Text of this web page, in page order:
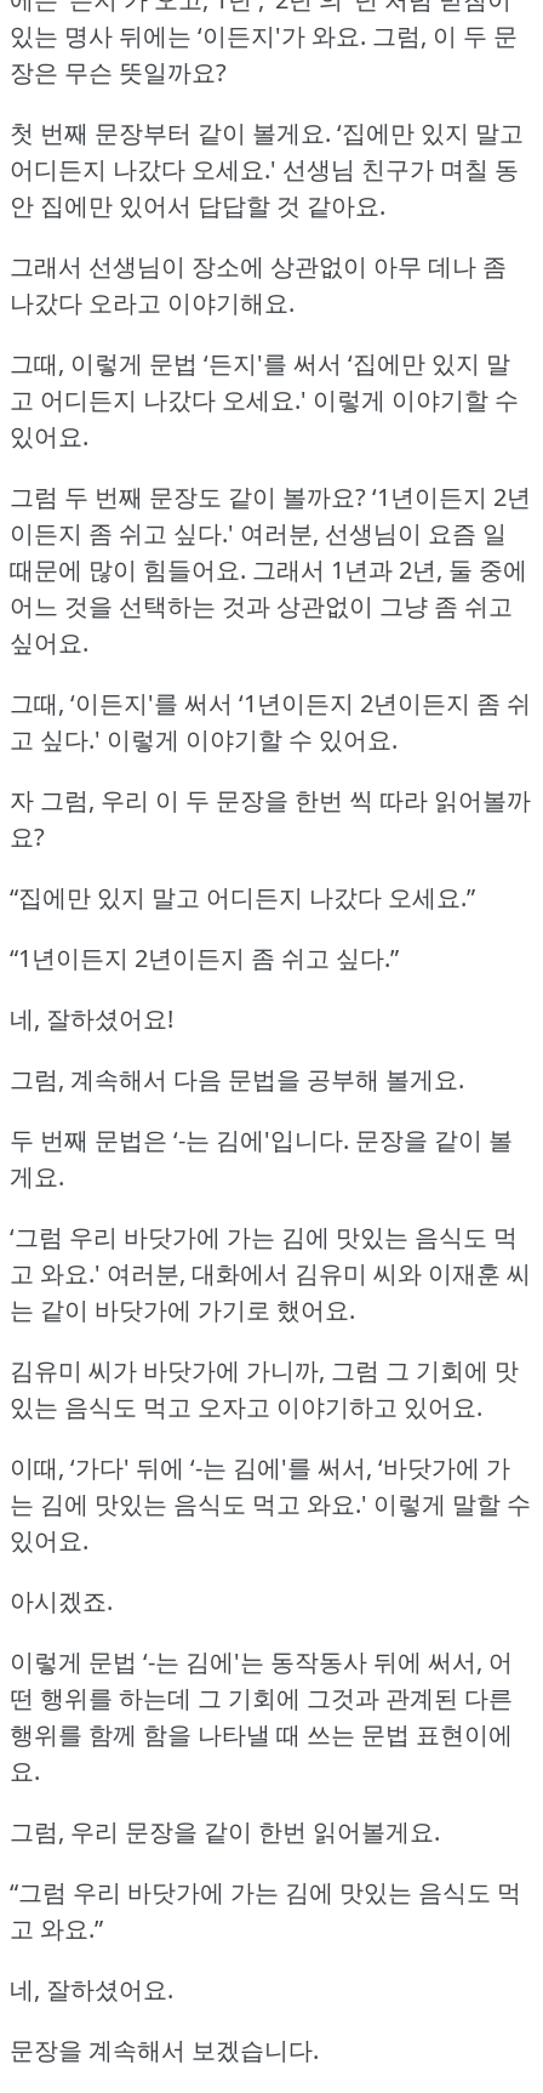
있는 명사 뒤에는 ‘이든지'가 와요. 그럼, 이 두 문
장은 무슨 뜻일까요?
첫 번째 문장부터 같이 볼게요. ‘집에만 있지 말고
어디든지 나갔다 오세요.' 선생님 친구가 며칠 동
안 집에만 있어서 답답할 것 같아요.
그래서 선생님이 장소에 상관없이 아무 데나 좀
나갔다 오라고 이야기해요.
그때, 이렇게 문법 ‘든지'를 써서 ‘집에만 있지 말
고 어디든지 나갔다 오세요.' 이렇게 이야기할 수
있어요.
그럼 두 번째 문장도 같이 볼까요?‘1년이든지 2년
이든지 좀 쉬고 싶다.' 여러분, 선생님이 요즘 일
때문에 많이 힘들어요. 그래서 1년과 2년, 둘 중에
어느 것을 선택하는 것과 상관없이 그냥 좀 쉬고
싶어요.
그때, ‘이든지'를 써서 ‘1년이든지 2년이든지 좀 쉬
고 싶다.' 이렇게 이야기할 수 있어요.
자 그럼, 우리 이 두 문장을 한번 씩 따라 읽어볼까
요?
“집에만 있지 말고 어디든지 나갔다 오세요.”
“1년이든지 2년이든지 좀 쉬고 싶다.”
네, 잘하셨어요!
그럼, 계속해서 다음 문법을 공부해 볼게요.
두 번째 문법은 ‘-는 김에'입니다. 문장을 같이 볼
게요.
‘그럼 우리 바닷가에 가는 김에 맛있는 음식도 먹
고 와요.' 여러분, 대화에서 김유미 씨와 이재훈 씨
는 같이 바닷가에 가기로 했어요.
김유미 씨가 바닷가에 가니까, 그럼 그 기회에 맛
있는 음식도 먹고 오자고 이야기하고 있어요.
이때, ‘가다' 뒤에 ‘-는 김에'를 써서, ‘바닷가에 가
는 김에 맛있는 음식도 먹고 와요.' 이렇게 말할 수
있어요.
아시겠죠.
이렇게 문법 ‘-는 김에'는 동작동사 뒤에 써서, 어
떤 행위를 하는데 그 기회에 그것과 관계된 다른
행위를 함께 함을 나타낼 때 쓰는 문법 표현이에
요.
그럼, 우리 문장을 같이 한번 읽어볼게요.
“그럼 우리 바닷가에 가는 김에 맛있는 음식도 먹
고 와요.”
네, 잘하셨어요.
문장을 계속해서 보겠습니다.